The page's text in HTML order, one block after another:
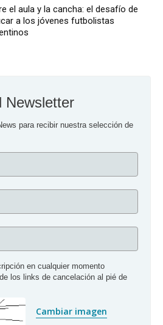
el aula y la cancha: el desafío de
a los jóvenes futbolistas
Newsletter
para recibir nuestra selección de
en cualquier momento
los links de cancelación al pié de
Cambiar imagen